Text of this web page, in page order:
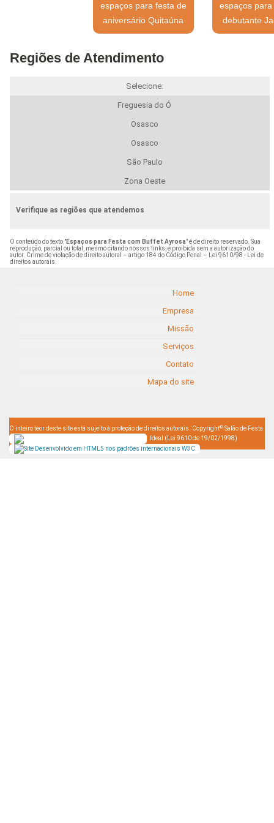
espaços para festa de
aniversário Quitaúna
espaços
debutante
Regiões de Atendimento
Selecione:
Freguesia do Ó
Osasco
Osasco
São Paulo
Zona Oeste
Verifique as regiões que atendemos
O conteúdo do texto "Espaços para Festa com Buffet Ayrosa" é de direito reservado. Sua
reprodução, parcial ou total, mesmo citando nossos links, é proibida sem a autorização do
autor. Crime de violação de direito autoral – artigo 184 do Código Penal –
Lei 9610/98 - Lei de
direitos autorais
Home
Empresa
Missão
Serviços
Contato
Mapa do site
O inteiro teor deste site está sujeito à proteção de direitos autorais. Copyright© Salão de Festa
Ideal (Lei 9610 de 19/02/1998)